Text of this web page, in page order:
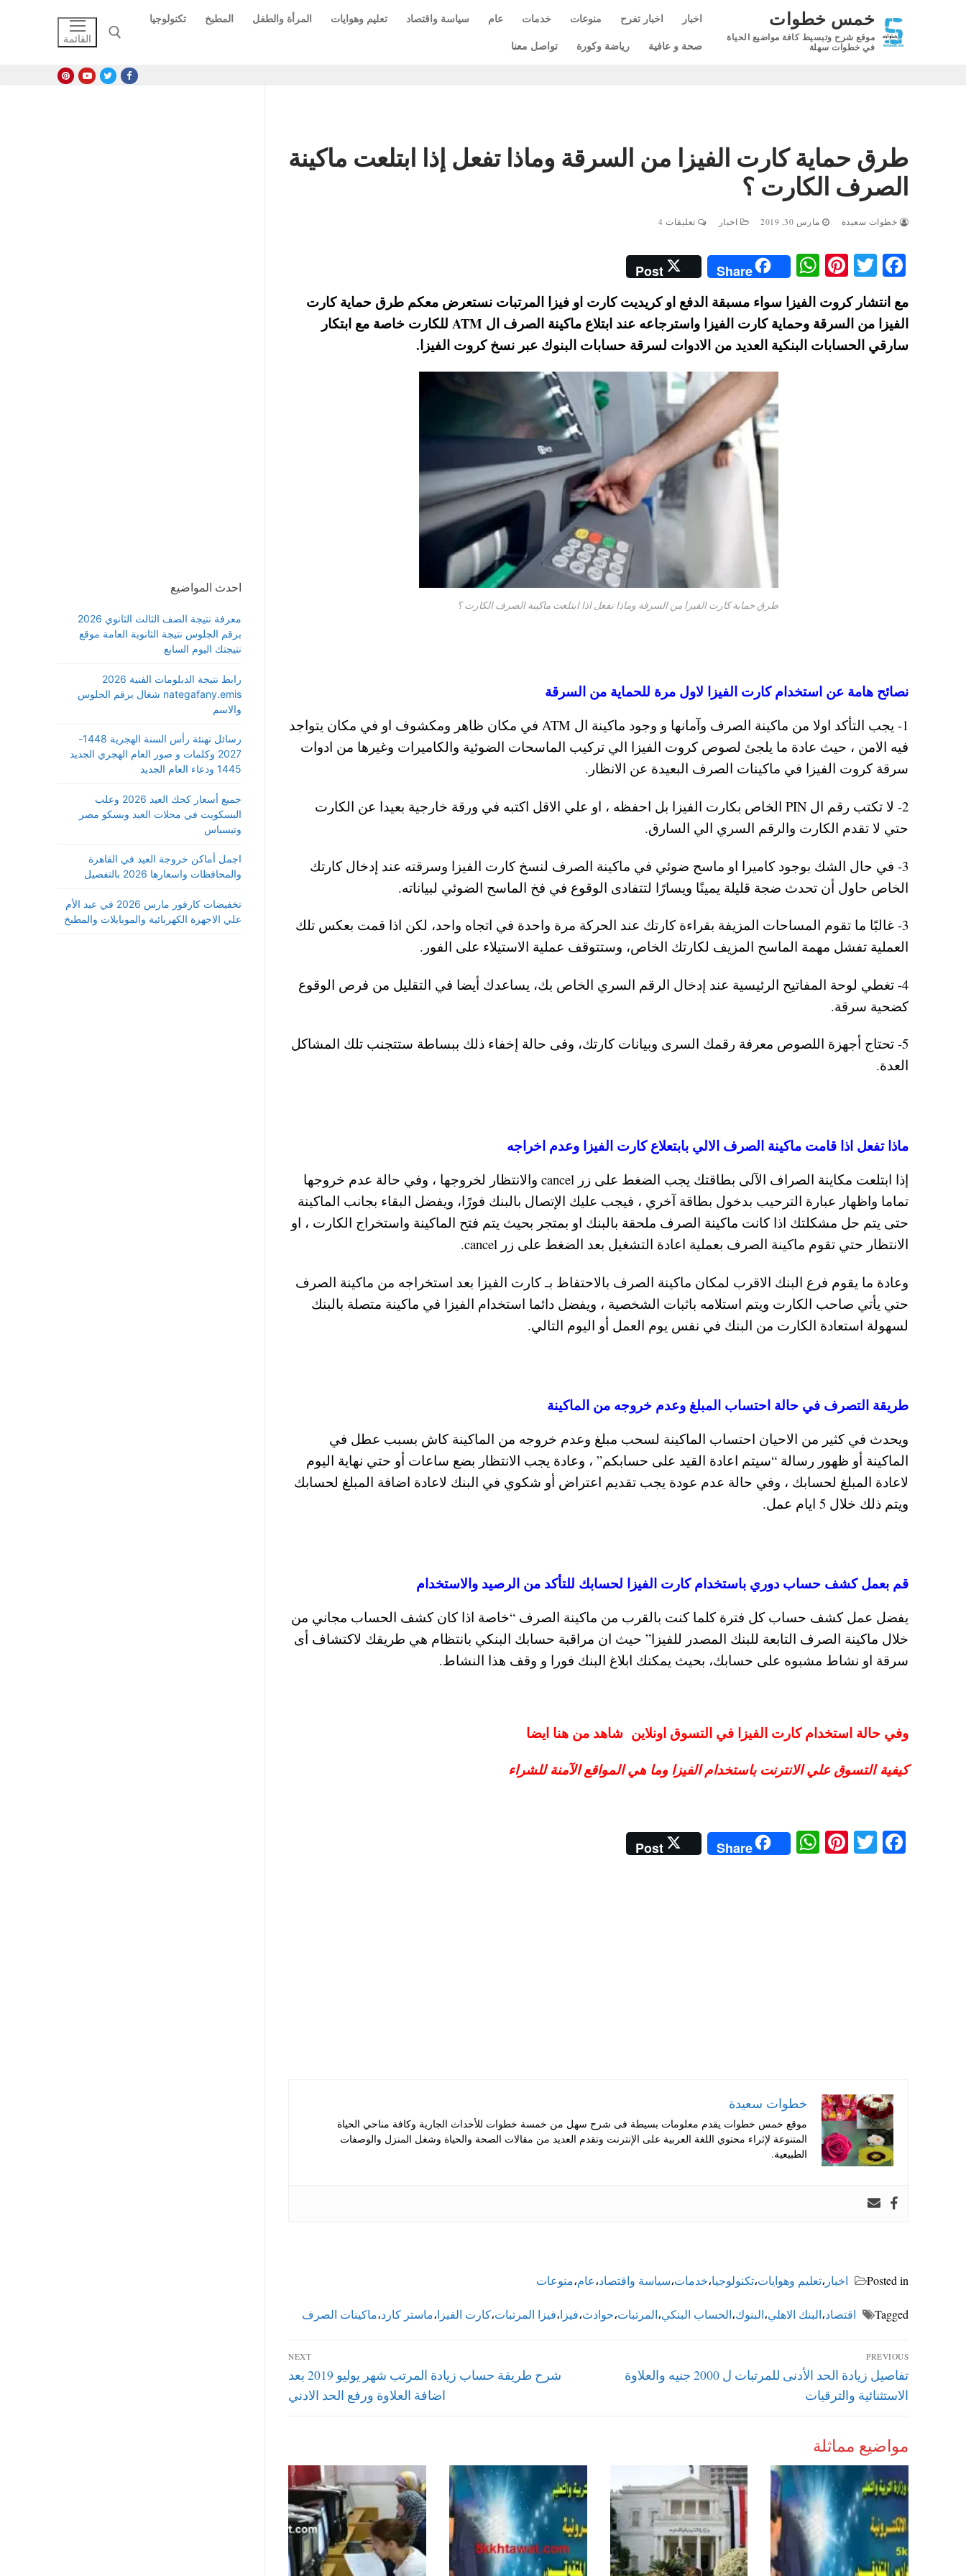
خمس خطوات
موقع شرح وتبسيط كافة مواضيع الحياة
في خطوات سهلة
اخبار اخبار تفرح منوعات خدمات عام سياسة واقتصاد تعليم وهوايات المرأة والطفل المطبخ
تكنولوجيا
صحة و عافية
رياضة وكورة تواصل معنا القائمة
طرق حماية كارت الفيزا من السرقة وماذا تفعل إذا ابتلعت ماكينة
الصرف الكارت ؟
خطوات سعيدة مارس 30, 2019 اخبار تعليقات 4
Fa
ce
bo
ok
T
wi
tte
r
Pi
nt
er
es
t
W
ha
ts
A
pp
Share
Post
مع انتشار كروت الفيزا سواء مسبقة الدفع او كريديت كارت او فيزا المرتبات نستعرض معكم طرق حماية كارت
الفيزا من السرقة وحماية كارت الفيزا واسترجاعه عند ابتلاع ماكينة الصرف ال ATM للكارت خاصة مع ابتكار
سارقي الحسابات البنكية العديد من الادوات لسرقة حسابات البنوك عبر نسخ كروت الفيزا.
طرق حماية كارت الفيزا من السرقة وماذا تفعل اذا ابتلعت ماكينة الصرف الكارت ؟
نصائح هامة عن استخدام كارت الفيزا لاول مرة للحماية من السرقة
1- يجب التأكد اولا من ماكينة الصرف وآمانها و وجود ماكينة ال ATM في مكان ظاهر ومكشوف او في مكان يتواجد
فيه الامن ، حيث عادة ما يلجئ لصوص كروت الفيزا الي تركيب الماسحات الضوئية والكاميرات وغيرها من ادوات
سرقة كروت الفيزا في ماكينات الصرف البعيدة عن الانظار.
2- لا تكتب رقم ال PIN الخاص بكارت الفيزا بل احفظه ، او علي الاقل اكتبه في ورقة خارجية بعيدا عن الكارت
حتي لا تقدم الكارت والرقم السري الي السارق.
3- في حال الشك بوجود كاميرا او ماسح ضوئي في ماكينة الصرف لنسخ كارت الفيزا وسرقته عند إدخال كارتك
الخاص حاول أن تحدث ضجة قليلة يمينًا ويسارًا لتتفادى الوقوع في فخ الماسح الضوئي لبياناته.
3- غالبًا ما تقوم المساحات المزيفة بقراءة كارتك عند الحركة مرة واحدة في اتجاه واحد، لكن اذا قمت بعكس تلك
العملية تفشل مهمة الماسح المزيف لكارتك الخاص، وستتوقف عملية الاستيلاء على الفور.
4- تغطي لوحة المفاتيح الرئيسية عند إدخال الرقم السري الخاص بك، يساعدك أيضا في التقليل من فرص الوقوع
كضحية سرقة.
5- تحتاج أجهزة اللصوص معرفة رقمك السرى وبيانات كارتك، وفى حالة إخفاء ذلك ببساطة ستتجنب تلك المشاكل
العدة.
ماذا تفعل اذا قامت ماكينة الصرف الالي بابتعلاع كارت الفيزا وعدم اخراجه
إذا ابتلعت مكاينة الصراف الآلى بطاقتك يجب الضغط على زر cancel والانتظار لخروجها ، وفي حالة عدم خروجها
تماما واظهار عبارة الترحيب بدخول بطاقة آخري ، فيجب عليك الإتصال بالبنك فورًا، ويفضل البقاء بجانب الماكينة
حتى يتم حل مشكلتك اذا كانت ماكينة الصرف ملحقة بالبنك او بمتجر بحيث يتم فتح الماكينة واستخراج الكارت ، او
الانتظار حتي تقوم ماكينة الصرف بعملية اعادة التشغيل بعد الضغط على زر cancel.
وعادة ما يقوم فرع البنك الاقرب لمكان ماكينة الصرف بالاحتفاظ بـ كارت الفيزا بعد استخراجه من ماكينة الصرف
حتي يأتي صاحب الكارت ويتم استلامه باثبات الشخصية ، ويفضل دائما استخدام الفيزا في ماكينة متصلة بالبنك
لسهولة استعادة الكارت من البنك في نفس يوم العمل أو اليوم التالي.
طريقة التصرف في حالة احتساب المبلغ وعدم خروجه من الماكينة
ويحدث في كثير من الاحيان احتساب الماكينة لسحب مبلغ وعدم خروجه من الماكينة كاش بسبب عطل في
الماكينة أو ظهور رسالة “سيتم اعادة القيد على حسابكم” ، وعادة يجب الانتظار بضع ساعات أو حتي نهاية اليوم
لاعادة المبلغ لحسابك ، وفي حالة عدم عودة يجب تقديم اعتراض أو شكوي في البنك لاعادة اضافة المبلغ لحسابك
ويتم ذلك خلال 5 ايام عمل.
قم بعمل كشف حساب دوري باستخدام كارت الفيزا لحسابك للتأكد من الرصيد والاستخدام
يفضل عمل كشف حساب كل فترة كلما كنت بالقرب من ماكينة الصرف “خاصة اذا كان كشف الحساب مجاني من
خلال ماكينة الصرف التابعة للبنك المصدر للفيزا” حيث ان مراقبة حسابك البنكي بانتظام هي طريقك لاكتشاف أى
سرقة او نشاط مشبوه على حسابك، بحيث يمكنك ابلاغ البنك فورا و وقف هذا النشاط.
وفي حالة استخدام كارت الفيزا في التسوق اونلاين شاهد من هنا ايضا
كيفية التسوق علي الانترنت باستخدام الفيزا وما هي المواقع الآمنة للشراء
Fa
T
Pi
W
ha
Share
Post
خطوات سعيدة
موقع خمس خطوات يقدم معلومات بسيطة فى شرح سهل من خمسة خطوات للأحداث الجارية وكافة مناحي الحياة
المتنوعة لإثراء محتوي اللغة العربية على الإنترنت وتقدم العديد من مقالات الصحة والحياة وشغل المنزل والوصفات
الطبيعية.
Posted in اخبار ،تعليم وهوايات،تكنولوجيا،خدمات،سياسة واقتصاد،عام،منوعات
Tagged اقتصاد،البنك الاهلي،البنوك،الحساب البنكي،المرتبات،حوادث،فيزا،فيزا المرتبات،كارت الفيزا،ماستر كارد،ماكينات الصرف
تصفّح
المقالات
PREVIOUS
Previous
post:
تفاصيل زيادة الحد الأدنى للمرتبات ل 2000 جنيه والعلاوة
الاستثنائية والترقيات
NEXT
Next
شرح طريقة حساب زيادة المرتب شهر يوليو 2019 بعد
اضافة العلاوة ورفع الحد الادني
مواضيع مماثلة
احدث المواضيع
معرفة نتيجة الصف الثالث الثانوي 2026
برقم الجلوس نتيجة الثانوية العامة موقع
نتيجتك اليوم السابع
رابط نتيجة الدبلومات الفنية 2026
nategafany.emis شغال برقم الجلوس
والاسم
رسائل تهنئة رأس السنة الهجرية 1448-
2027 وكلمات و صور العام الهجري الجديد
1445 ودعاء العام الجديد
جميع أسعار كحك العيد 2026 وعلب
البسكويت في محلات العبد وبسكو مصر
وتيسباس
اجمل أماكن خروجة العيد في القاهرة
والمحافظات واسعارها 2026 بالتفصيل
تخفيضات كارفور مارس 2026 في عيد الأم
علي الاجهزة الكهربائية والموبايلات والمطبخ